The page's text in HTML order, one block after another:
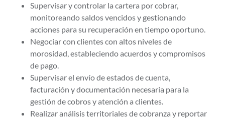
Supervisar y controlar la cartera por cobrar,
monitoreando saldos vencidos y gestionando
acciones para su recuperación en tiempo oportuno.
Negociar con clientes con altos niveles de
morosidad, estableciendo acuerdos y compromisos
de pago.
Supervisar el envío de estados de cuenta,
facturación y documentación necesaria para la
gestión de cobros y atención a clientes.
Realizar análisis territoriales de cobranza y reportar